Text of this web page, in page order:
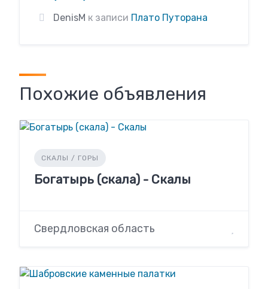
DenisM к записи Плато Путорана
Похожие объявления
СКАЛЫ / ГОРЫ
Богатырь (скала) - Скалы
Свердловская область